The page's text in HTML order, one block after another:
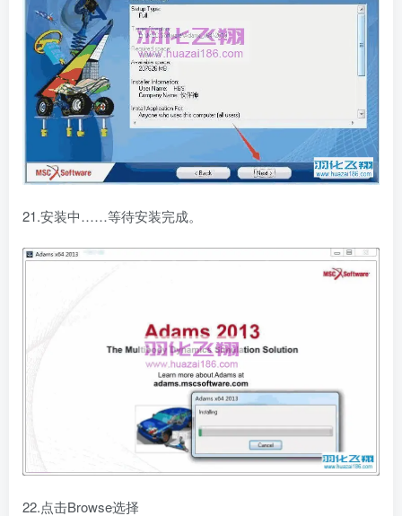
21.安装中……等待安装完成。
22.点击Browse选择